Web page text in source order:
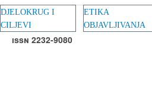
DJELOKRUG I
CILJEVI
ETIKA
OBJAVLJIVANJA
ISSN 2232-9080